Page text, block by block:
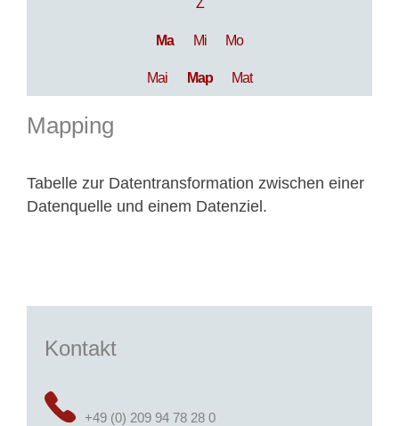
Ma Mi Mo
Mai Map Mat
Mapping
Tabelle zur Datentransformation zwischen einer
Datenquelle und einem Datenziel.
Kontakt
+49 (0) 209 94 78 28 0